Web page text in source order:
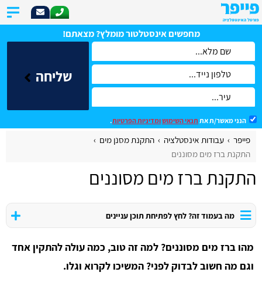
מחפשים אינסטלטור מומלץ? מצאתם!
שליחה
הנני מאשר/ת את תנאי השימושומדיניות הפרטיות.
פייפר עבודות אינסטלציה
התקנת מסנן מים
התקנת ברז מים מסוננים
התקנת ברז מים מסוננים
מה בעמוד זה? לחץ לפתיחת תוכן עניינים
מהו ברז מים מסוננים? למה זה טוב, כמה עולה להתקין אחד
וגם מה חשוב לבדוק לפני? המשיכו לקרוא וגלו.